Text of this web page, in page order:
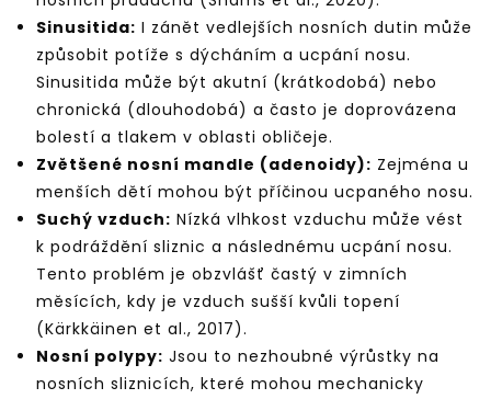
Sinusitida: I zánět vedlejších nosních dutin může
způsobit potíže s dýcháním a ucpání nosu.
Sinusitida může být akutní (krátkodobá) nebo
chronická (dlouhodobá) a často je doprovázena
bolestí a tlakem v oblasti obličeje.
Zvětšené nosní mandle (adenoidy): Zejména u
menších dětí mohou být příčinou ucpaného nosu.
Suchý vzduch: Nízká vlhkost vzduchu může vést
k podráždění sliznic a následnému ucpání nosu.
Tento problém je obzvlášť častý v zimních
měsících, kdy je vzduch sušší kvůli topení
(Kärkkäinen et al., 2017).
Nosní polypy: Jsou to nezhoubné výrůstky na
nosních sliznicích, které mohou mechanicky